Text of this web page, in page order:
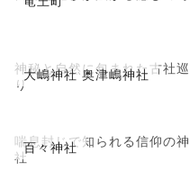
大嶋神社 奥津嶋神社
神秘と自然に包まれた古社巡
り
百々神社
喘息封じで知られる信仰の神
社